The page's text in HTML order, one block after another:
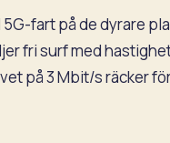
fart på de dyrare
fri surf med
på 3 Mbit/s räcker